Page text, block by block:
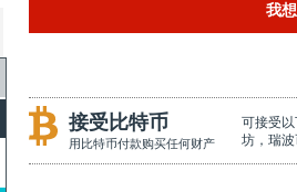
我
接受比特币
用比特币付款购买任何财产
可接受
坊，瑞波